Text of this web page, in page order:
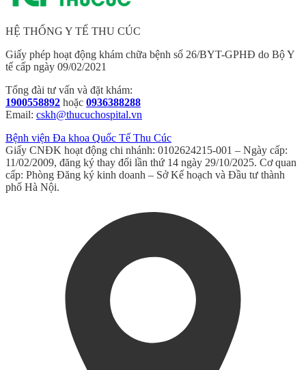
HỆ THỐNG Y TẾ THU CÚC
Giấy phép hoạt động khám chữa bệnh số 26/BYT-GPHĐ do Bộ Y
tế cấp ngày 09/02/2021
Tổng đài tư vấn và đặt khám:
1900558892 hoặc 0936388288
Email: cskh@thucuchospital.vn
Bệnh viện Đa khoa Quốc Tế Thu Cúc
Giấy CNĐK hoạt động chi nhánh: 0102624215-001 – Ngày cấp:
11/02/2009, đăng ký thay đổi lần thứ 14 ngày 29/10/2025. Cơ quan
cấp: Phòng Đăng ký kinh doanh – Sở Kế hoạch và Đầu tư thành
phố Hà Nội.